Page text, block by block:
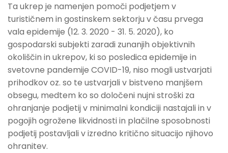
Ta ukrep je namenjen pomoči podjetjem v
turističnem in gostinskem sektorju v času prvega
vala epidemije (12. 3. 2020 - 31. 5. 2020), ko
gospodarski subjekti zaradi zunanjih objektivnih
okoliščin in ukrepov, ki so posledica epidemije in
svetovne pandemije COVID-19, niso mogli ustvarjati
prihodkov oz. so te ustvarjali v bistveno manjšem
obsegu, medtem ko so določeni nujni stroški za
ohranjanje podjetij v minimalni kondiciji nastajali in v
pogojih ogrožene likvidnosti in plačilne sposobnosti
podjetij postavljali v izredno kritično situacijo njihovo
ohranitev.